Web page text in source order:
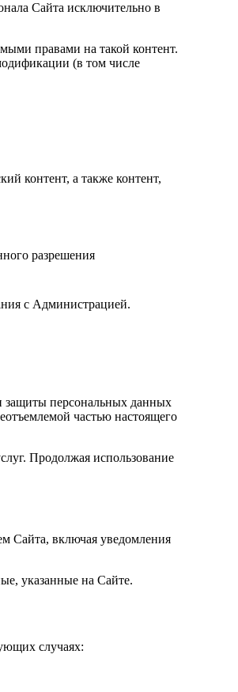
Сайта исключительно в
правами на такой контент.
(в том числе
контент, а также контент,
разрешения
с Администрацией.
защиты персональных данных
частью настоящего
Продолжая использование
Сайта, включая уведомления
указанные на Сайте.
случаях: